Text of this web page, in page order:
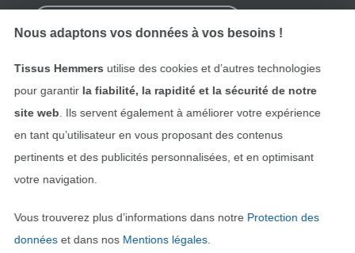
Trouvez plus d’idées
Nous adaptons vos données à vos besoins !
Tissus Hemmers utilise des cookies et d’autres technologies
pour garantir la fiabilité, la rapidité et la sécurité de notre
site web . Ils servent également à améliorer votre expérience
en tant qu’utilisateur en vous proposant des contenus
pertinents et des publicités personnalisées, et en optimisant
votre navigation.
Vous trouverez plus d’informations dans notre Protection des
donnéeset dans nos Mentions légales.